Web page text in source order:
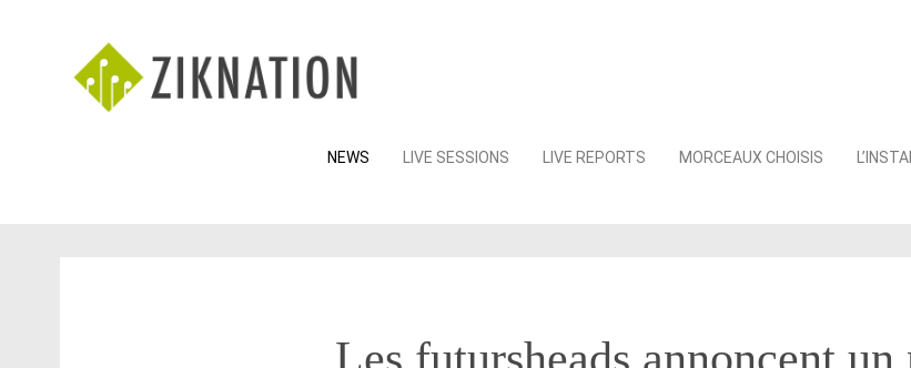
Skip
NEWS LIVE SESSIONS LIVE REPORTS MORCEAUX CHOISIS
Les futursheads annoncent un